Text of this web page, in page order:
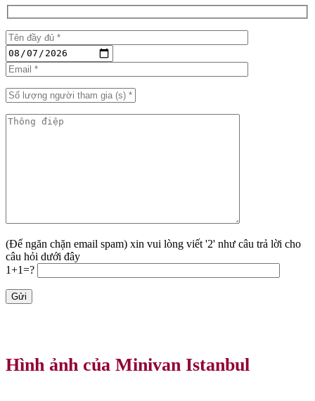
(Để ngăn chặn email spam) xin vui lòng viết '2' như câu trả lời cho
câu hỏi dưới đây
1+1=?
Hình ảnh của Minivan Istanbul